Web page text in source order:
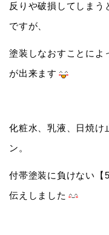
反りや破損してしまう
ですが、
塗装しなおすことによ
が出来ます
化粧水、乳液、日焼け
ン。
付帯塗装に負けない【
伝えしました